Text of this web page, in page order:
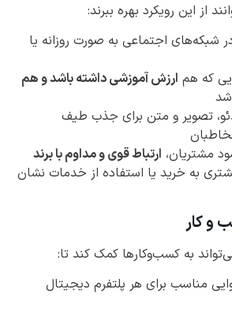
از این رویکرد بهره ببرند:
شبکه‌های اجتماعی به صورت روزانه یا
که هم ارزش آموزشی داشته باشد و هم
تصویر و متن برای جذب طیف
مشتریان، ارتباط قوی و مداوم با برند
به خرید یا استفاده از خدمات نشان
و کار
به کسب‌وکارها کمک کند تا:
مناسب برای هر پلتفرم دیجیتال